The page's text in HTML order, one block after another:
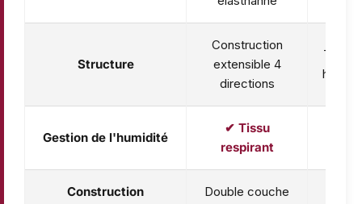
Structure
Construction
extensible 4
directions
Tissu
haute
Gestion de l'humidité
✔ Tissu
respirant
Construction Double couche